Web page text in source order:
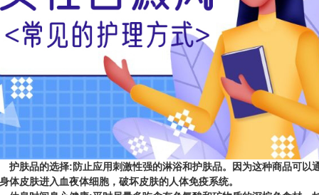
品的选择:防止应用刺激性强的淋浴和护肤品。因为这种商品可以
体皮肤进入血夜体细胞，破坏皮肤的人体免疫系统。